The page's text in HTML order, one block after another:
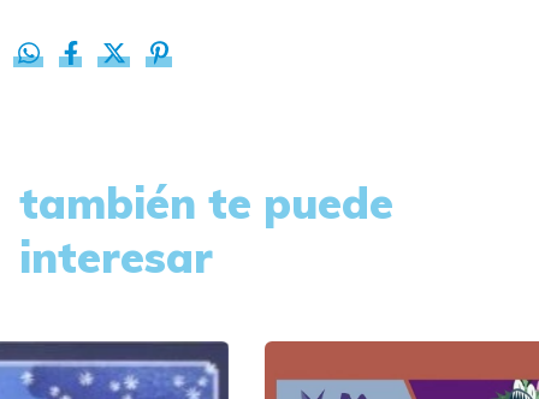
también te puede
interesar